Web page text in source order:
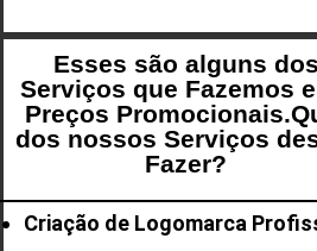
Esses são alguns dos
Serviços que Fazemos
Preços
dos nossos Serviços
Fazer?
Criação de Logomarca